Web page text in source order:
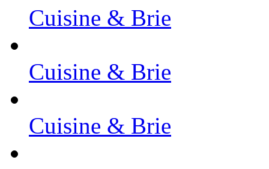
Cuisine & Brie
Cuisine & Brie
Cuisine & Brie